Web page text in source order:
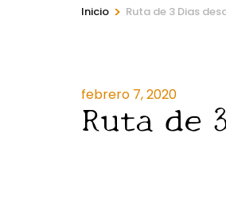
Inicio > Ruta de 3 Dias
febrero 7, 2020
Ruta de